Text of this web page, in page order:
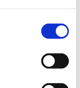
lide...